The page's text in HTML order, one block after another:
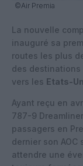
©Air Premia
La nouvelle
inauguré sa
routes les plus
des destinations
vers les Etats-
Ayant reçu en
787-9
passagers en
dernier son
attendre une